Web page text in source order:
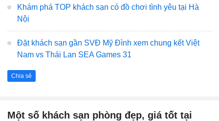
Khám phá TOP khách sạn có đồ chơi tình yêu tại Hà
Nội
Đặt khách sạn gần SVĐ Mỹ Đình xem chung kết Việt
Nam vs Thái Lan SEA Games 31
Chia sẻ
Một số khách sạn phòng đẹp, giá tốt tại